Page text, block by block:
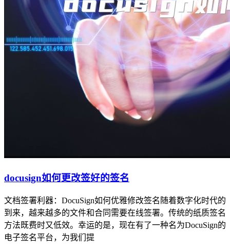
docusign如何更改签好的签名
文档签署利器：DocuSign如何优雅修改签名随着数字化时代的
到来，越来越多的文件和合同需要在线签署。传统的纸质签名
方法既费时又低效。幸运的是，现在有了一种名为DocuSign的
电子签名平台，为我们提